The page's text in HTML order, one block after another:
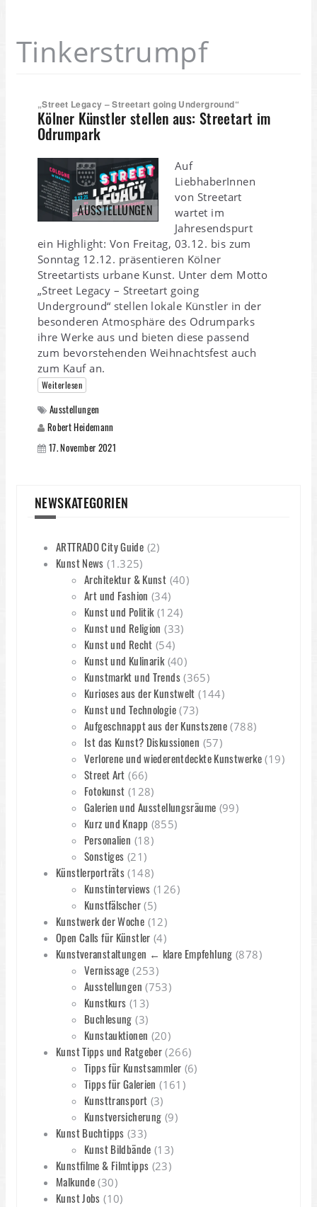
Tinkerstrumpf
„Street Legacy – Streetart going Underground“
Kölner Künstler stellen aus: Streetart im
Odrumpark
AUSSTELLUNGEN
Auf
LiebhaberInnen
von Streetart
wartet im
Jahresendspurt
ein Highlight: Von Freitag, 03.12. bis zum
Sonntag 12.12. präsentieren Kölner
Streetartists urbane Kunst. Unter dem Motto
„Street Legacy – Streetart going
Underground“ stellen lokale Künstler in der
besonderen Atmosphäre des Odrumparks
ihre Werke aus und bieten diese passend
zum bevorstehenden Weihnachtsfest auch
zum Kauf an.
Weiterlesen
Ausstellungen
Robert Heidemann
17. November 2021
NEWSKATEGORIEN
ARTTRADO City Guide (2)
Kunst News (1.325)
Architektur & Kunst (40)
Art und Fashion (34)
Kunst und Politik(124)
Kunst und Religion (33)
Kunst und Recht (54)
Kunst und Kulinarik(40)
Kunstmarkt und Trends(365)
Kurioses aus der Kunstwelt (144)
Kunst und Technologie(73)
Aufgeschnappt aus der Kunstszene (788)
Ist das Kunst? Diskussionen (57)
Verlorene und wiederentdeckte Kunstwerke (19)
Street Art (66)
Fotokunst (128)
Galerien und Ausstellungsräume (99)
Kurz und Knapp (855)
Personalien (18)
Sonstiges (21)
Künstlerporträts (148)
Kunstinterviews (126)
Kunstfälscher(5)
Kunstwerk der Woche (12)
Open Calls für Künstler (4)
Kunstveranstaltungen ← klare Empfehlung (878)
Vernissage (253)
Ausstellungen (753)
Kunstkurs (13)
Buchlesung (3)
Kunstauktionen (20)
Kunst Tipps und Ratgeber (266)
Tipps für Kunstsammler (6)
Tipps für Galerien (161)
Kunsttransport (3)
Kunstversicherung (9)
Kunst Buchtipps (33)
Kunst Bildbände (13)
Kunstfilme & Filmtipps (23)
Malkunde (30)
Kunst Jobs (10)